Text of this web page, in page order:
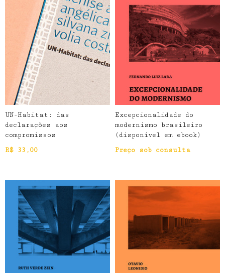
UN-Habitat: das
declarações aos
compromissos
R$ 33,00
Excepcionalidade do
modernismo brasileiro
(disponível em ebook)
Preço sob consulta